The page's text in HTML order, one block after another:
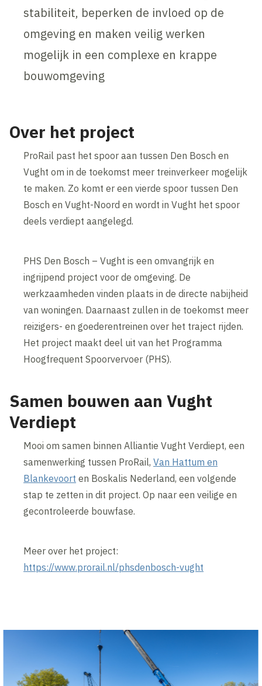
stabiliteit, beperken de invloed op de
omgeving en maken veilig werken
mogelijk in een complexe en krappe
bouwomgeving
Over het project
ProRail past het spoor aan tussen Den Bosch en
Vught om in de toekomst meer treinverkeer mogelijk
te maken. Zo komt er een vierde spoor tussen Den
Bosch en Vught-Noord en wordt in Vught het spoor
deels verdiept aangelegd.
PHS Den Bosch – Vught is een omvangrijk en
ingrijpend project voor de omgeving. De
werkzaamheden vinden plaats in de directe nabijheid
van woningen. Daarnaast zullen in de toekomst meer
reizigers- en goederentreinen over het traject rijden.
Het project maakt deel uit van het Programma
Hoogfrequent Spoorvervoer (PHS).
Samen bouwen aan Vught
Verdiept
Mooi om samen binnen Alliantie Vught Verdiept, een
samenwerking tussen ProRail,Van Hattum en
Blankevoort en Boskalis Nederland, een volgende
stap te zetten in dit project. Op naar een veilige en
gecontroleerde bouwfase.
Meer over het project:
https://www.prorail.nl/phsdenbosch-vught